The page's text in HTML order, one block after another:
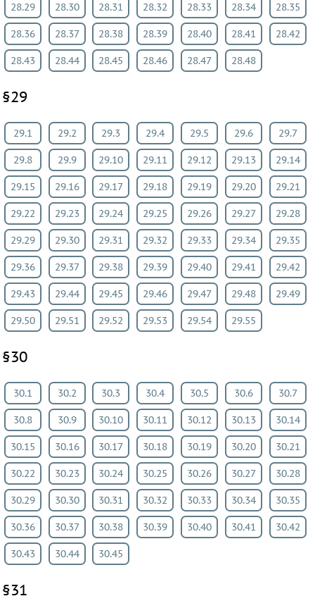
28.29 28.30 28.31 28.32 28.33 28.34 28.35
28.36 28.37 28.38 28.39 28.40 28.41 28.42
28.43 28.44 28.45 28.46 28.47 28.48
§29
29.1 29.2 29.3 29.4 29.5 29.6 29.7
29.8 29.9 29.10 29.11 29.12 29.13 29.14
29.15 29.16 29.17 29.18 29.19 29.20 29.21
29.22 29.23 29.24 29.25 29.26 29.27 29.28
29.29 29.30 29.31 29.32 29.33 29.34 29.35
29.36 29.37 29.38 29.39 29.40 29.41 29.42
29.43 29.44 29.45 29.46 29.47 29.48 29.49
29.50 29.51 29.52 29.53 29.54 29.55
§30
30.1 30.2 30.3 30.4 30.5 30.6 30.7
30.8 30.9 30.10 30.11 30.12 30.13 30.14
30.15 30.16 30.17 30.18 30.19 30.20 30.21
30.22 30.23 30.24 30.25 30.26 30.27 30.28
30.29 30.30 30.31 30.32 30.33 30.34 30.35
30.36 30.37 30.38 30.39 30.40 30.41 30.42
30.43 30.44 30.45
§31